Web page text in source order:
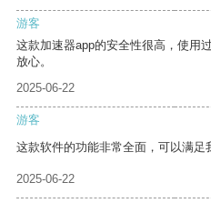
游客
这款加速器app的安全性很高，使用
放心。
2025-06-22
游客
这款软件的功能非常全面，可以满足
2025-06-22